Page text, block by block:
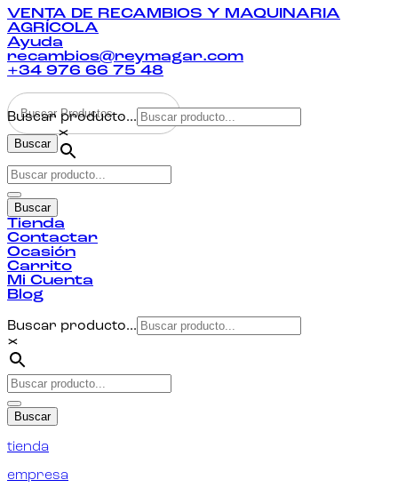
VENTA DE RECAMBIOS Y MAQUINARIA
AGRÍCOLA
Ayuda
recambios@reymagar.com
+34 976 66 75 48
Buscar
Buscar producto...
×
Buscar
Tienda
Contactar
Ocasión
Carrito
Mi Cuenta
Blog
Buscar producto...
×
Buscar
tienda
empresa